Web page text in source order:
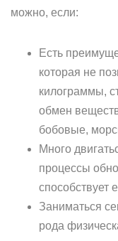
можно, если:
Есть
которая не
килограммы,
обмен
бобовые,
Много
процессы
способствует
Заниматься
рода